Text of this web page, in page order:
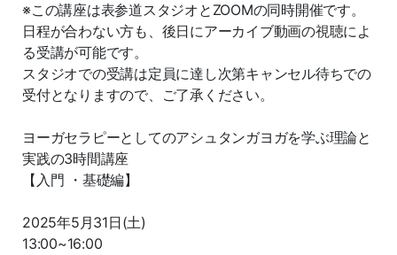
※この講座は表参道スタジオとZOOMの同時開催です。
日程が合わない方も、後日にアーカイブ動画の視聴によ
る受講が可能です。
スタジオでの受講は定員に達し次第キャンセル待ちでの
受付となりますので、ご了承ください。
ヨーガセラピーとしてのアシュタンガヨガを学ぶ理論と
実践の3時間講座
【入門 ・基礎編】
2025年5月31日(土)
13:00~16:00